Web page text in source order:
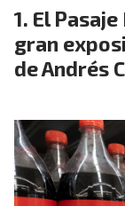
El
gran
de Andrés